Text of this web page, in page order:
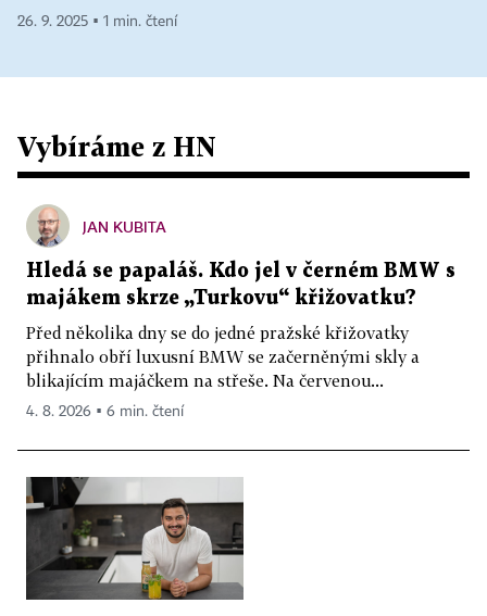
26. 9. 2025 ▪ 1 min. čtení
Vybíráme z HN
JAN KUBITA
Hledá se papaláš. Kdo jel v černém BMW s
majákem skrze „Turkovu“ křižovatku?
Před několika dny se do jedné pražské křižovatky
přihnalo obří luxusní BMW se začerněnými skly a
blikajícím majáčkem na střeše. Na červenou...
4. 8. 2026 ▪ 6 min. čtení